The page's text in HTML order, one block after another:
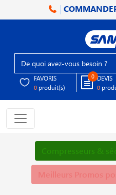
FAVORIS
0 produit(s)
0 DEVIS
0
Compresseurs &
Meilleurs Promos